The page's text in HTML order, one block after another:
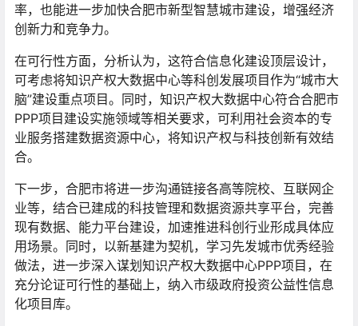
率，也能进一步加快合肥市新型智慧城市建设，增强经济
创新力和竞争力。
在可行性方面，分析认为，这符合信息化建设顶层设计，
可考虑将知识产权大数据中心等科创发展项目作为“城市大
脑”建设重点项目。同时，知识产权大数据中心符合合肥市
PPP项目建设实施领域等相关要求，可利用社会资本的专
业服务搭建数据资源中心，将知识产权与科技创新有效结
合。
下一步，合肥市将进一步沟通链接各高等院校、互联网企
业等，结合已建成的科技管理和数据资源共享平台，完善
现有数据、能力平台建设，加速推进科创行业形成具体应
用场景。同时，以新基建为契机，学习先发城市优秀经验
做法，进一步深入谋划知识产权大数据中心PPP项目，在
充分论证可行性的基础上，纳入市级政府投资公益性信息
化项目库。